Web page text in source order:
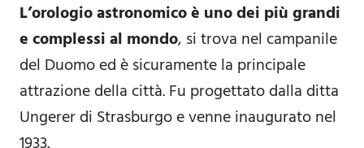
L’orologio astronomico è uno dei più grandi
e complessi al mondo, si trova nel campanile
del Duomo ed è sicuramente la principale
attrazione della città. Fu progettato dalla ditta
Ungerer di Strasburgo e venne inaugurato nel